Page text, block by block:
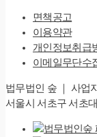
면책공고
이용약관
개인정보취급
이메일무단수
법무법인 숲 ｜ 사업
서울시 서초구 서초